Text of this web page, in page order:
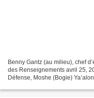
Benny Gantz (au milieu), chef
des Renseignements avril 25,
Défense, Moshe (Bogie)